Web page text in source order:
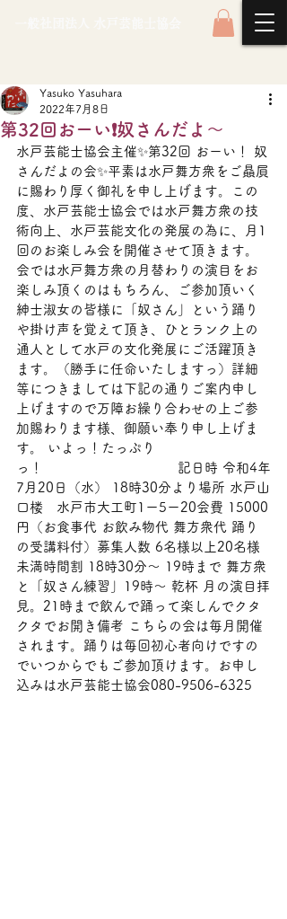
第32回おーい❗奴さんだよ～
Yasuko Yasuhara
2022年7月8日
水戸芸能士協会主催✨第32回 おーい！ 奴
さんだよの会✨平素は水戸舞方衆をご贔屓
に賜わり厚く御礼を申し上げます。この
度、水戸芸能士協会では水戸舞方衆の技
術向上、水戸芸能文化の発展の為に、月1
回のお楽しみ会を開催させて頂きます。
会では水戸舞方衆の月替わりの演目をお
楽しみ頂くのはもちろん、ご参加頂いく
紳士淑女の皆様に「奴さん」という踊り
や掛け声を覚えて頂き、ひとランク上の
通人として水戸の文化発展にご活躍頂き
ます。（勝手に任命いたしますっ）詳細
等につきましては下記の通りご案内申し
上げますので万障お繰り合わせの上ご参
加賜わります様、御願い奉り申し上げま
す。 いよっ！たっぷり
っ！　　　　　　　　　　記日時 令和4年
7月20日（水） 18時30分より場所 水戸山
口楼　水戸市大工町1ー5ー20会費 15000
円（お食事代 お飲み物代 舞方衆代 踊り
の受講料付）募集人数 6名様以上20名様
未満時間割 18時30分〜 19時まで 舞方衆
と「奴さん練習」19時〜 乾杯 月の演目拝
見。21時まで飲んで踊って楽しんでクタ
クタでお開き備考 こちらの会は毎月開催
されます。踊りは毎回初心者向けですの
でいつからでもご参加頂けます。お申し
込みは水戸芸能士協会080-9506-6325